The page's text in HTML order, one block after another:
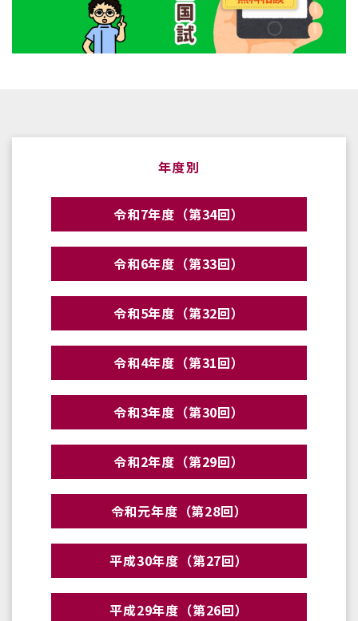
年度別
令和7年度（第34回）
令和6年度（第33回）
令和5年度（第32回）
令和4年度（第31回）
令和3年度（第30回）
令和2年度（第29回）
令和元年度（第28回）
平成30年度（第27回）
平成29年度（第26回）